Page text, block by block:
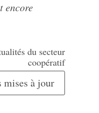
encore
du secteur
coopératif
mises à jour